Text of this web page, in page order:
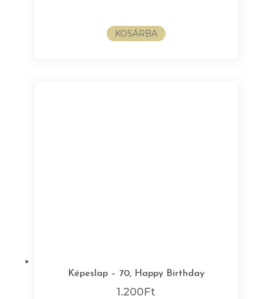
KOSÁRBA
Képeslap – 70, Happy Birthday
1.200Ft